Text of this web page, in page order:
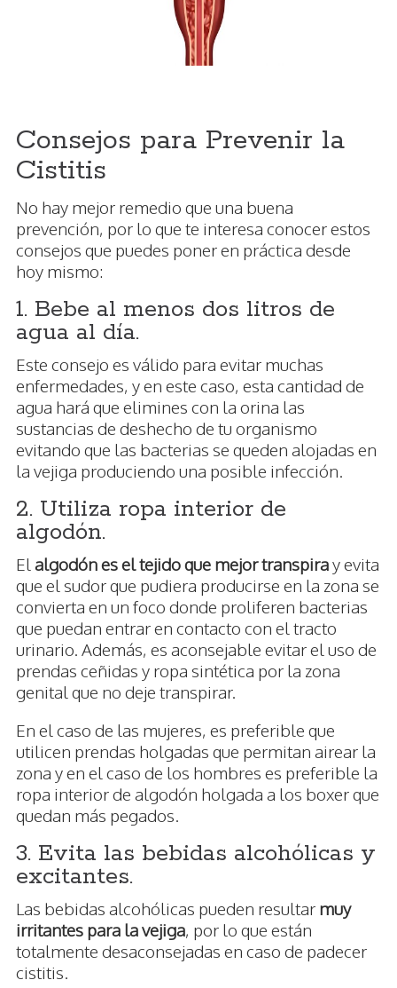
Consejos para Prevenir la
Cistitis
No hay mejor remedio que una buena
prevención, por lo que te interesa conocer estos
consejos que puedes poner en práctica desde
hoy mismo:
1. Bebe al menos dos litros de
agua al día.
Este consejo es válido para evitar muchas
enfermedades, y en este caso, esta cantidad de
agua hará que elimines con la orina las
sustancias de deshecho de tu organismo
evitando que las bacterias se queden alojadas en
la vejiga produciendo una posible infección.
2. Utiliza ropa interior de
algodón.
El algodón es el tejido que mejor transpiray evita
que el sudor que pudiera producirse en la zona se
convierta en un foco donde proliferen bacterias
que puedan entrar en contacto con el tracto
urinario. Además, es aconsejable evitar el uso de
prendas ceñidas y ropa sintética por la zona
genital que no deje transpirar.
En el caso de las mujeres, es preferible que
utilicen prendas holgadas que permitan airear la
zona y en el caso de los hombres es preferible la
ropa interior de algodón holgada a los boxer que
quedan más pegados.
3. Evita las bebidas alcohólicas y
excitantes.
Las bebidas alcohólicas pueden resultar muy
irritantes para la vejiga, por lo que están
totalmente desaconsejadas en caso de padecer
cistitis.